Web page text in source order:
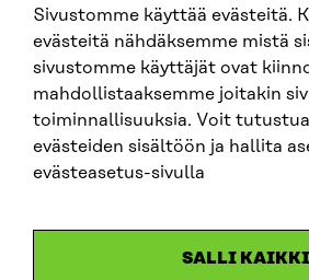
Sivustomme käyttää evästeitä.
evästeitä nähdäksemme mistä
sivustomme käyttäjät ovat
mahdollistaaksemme joitakin
toiminnallisuuksia. Voit
evästeiden sisältöön ja hallita
evästeasetus-sivulla
SALLI KAIKKI
SITRA SOSIAALISESSA MEDIASSA
LinkedIn
Instagram
YouTube